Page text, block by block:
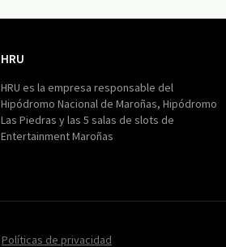
HRU
HRU es la empresa responsable del
Hipódromo Nacional de Maroñas, Hipódromo
Las Piedras y las 5 salas de slots de
Entertainment Maroñas
Políticas de privacidad